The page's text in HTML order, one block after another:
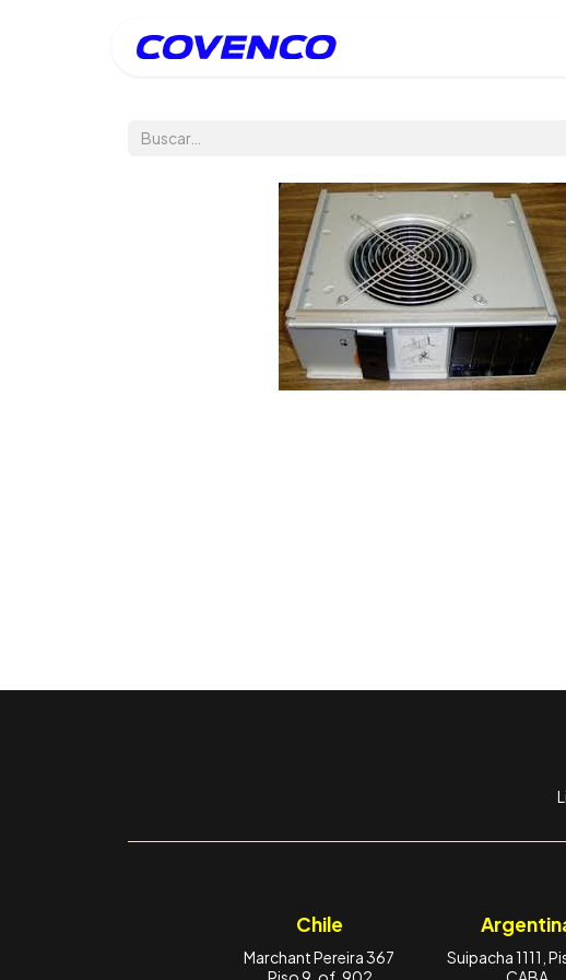
Chile
Marchant Pereira 367
Suipacha 1111,